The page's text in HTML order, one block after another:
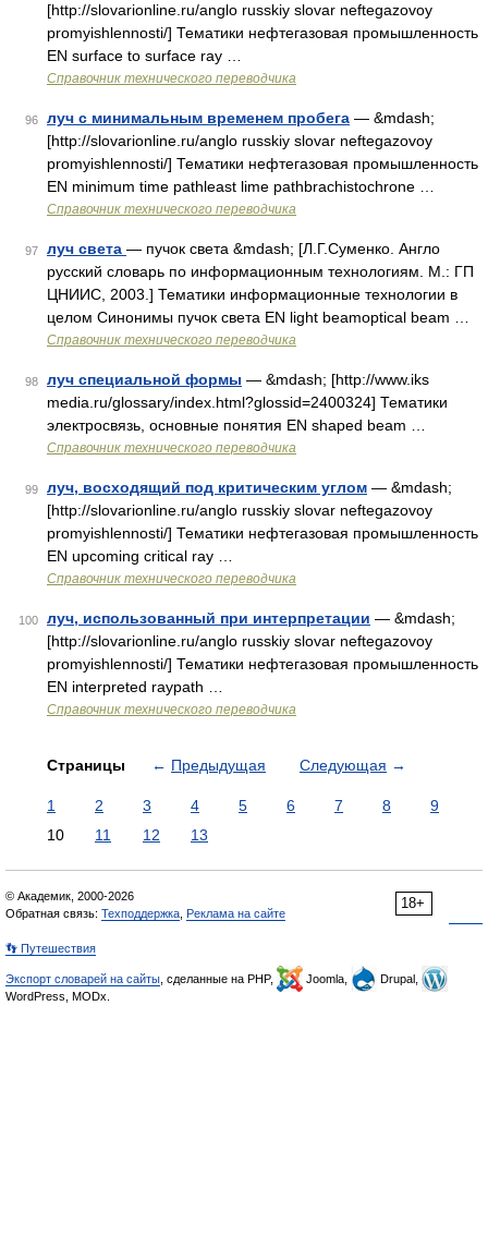
[http://slovarionline.ru/anglo russkiy slovar neftegazovoy
promyishlennosti/] Тематики нефтегазовая промышленность
EN surface to surface ray …
Справочник технического переводчика
96 луч с минимальным временем пробега — &mdash;
[http://slovarionline.ru/anglo russkiy slovar neftegazovoy
promyishlennosti/] Тематики нефтегазовая промышленность
EN minimum time pathleast lime pathbrachistochrone …
Справочник технического переводчика
97 луч света — пучок света &mdash; [Л.Г.Суменко. Англо
русский словарь по информационным технологиям. М.: ГП
ЦНИИС, 2003.] Тематики информационные технологии в
целом Синонимы пучок света EN light beamoptical beam …
Справочник технического переводчика
98 луч специальной формы — &mdash; [http://www.iks
media.ru/glossary/index.html?glossid=2400324] Тематики
электросвязь, основные понятия EN shaped beam …
Справочник технического переводчика
99 луч, восходящий под критическим углом — &mdash;
[http://slovarionline.ru/anglo russkiy slovar neftegazovoy
promyishlennosti/] Тематики нефтегазовая промышленность
EN upcoming critical ray …
Справочник технического переводчика
100 луч, использованный при интерпретации — &mdash;
[http://slovarionline.ru/anglo russkiy slovar neftegazovoy
promyishlennosti/] Тематики нефтегазовая промышленность
EN interpreted raypath …
Справочник технического переводчика
Страницы ← Предыдущая Следующая →
1 2 3 4 5 6 7 8
9
10
11 12 13
18+
© Академик, 2000-2026
Обратная связь: Техподдержка Реклама на сайте
👣 Путешествия
Экспорт словарей на сайты , сделанные на PHP, Joomla,
Drupal,
WordPress, MODx.